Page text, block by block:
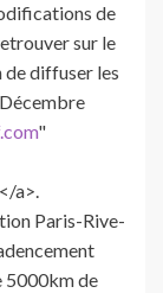
de
sur le
de diffuser les
"
</a>.
Paris-Rive-
5000km de